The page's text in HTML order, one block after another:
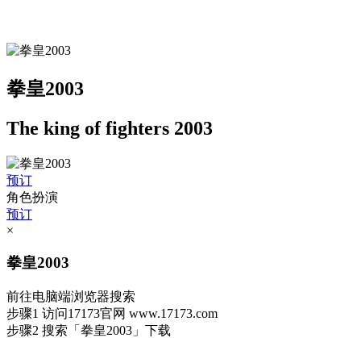
拳皇2003
The king of fighters 2003
预订
角色扮演
预订
×
拳皇2003
前往电脑端浏览器搜索
步骤1 访问17173官网 www.17173.com
步骤2 搜索 「拳皇2003」 下载